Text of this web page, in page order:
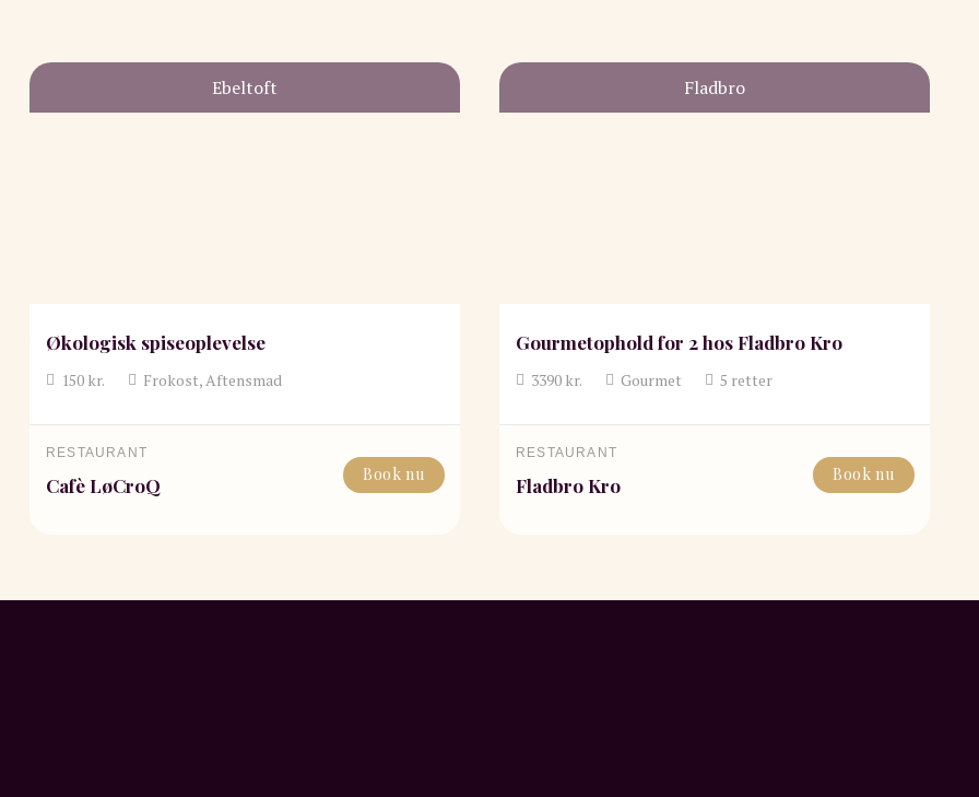
Ebeltoft
Økologisk spiseoplevelse
150kr. Frokost, Aftensmad
RESTAURANT
Cafè LøCroQ Book nu
Fladbro
Gourmetophold for 2 hos Fladbro Kro
3390kr. Gourmet 5 retter
RESTAURANT
Fladbro Kro Book nu